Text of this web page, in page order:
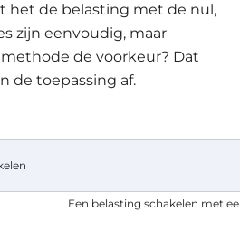
het de belasting met de nul,
zijn eenvoudig, maar
de voorkeur? Dat
de toepassing af.
Een belasting schakelen met